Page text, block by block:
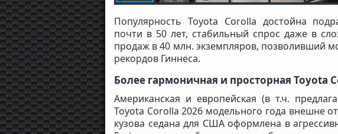
Популярность Toyota Corolla достойна
почти в 50 лет, стабильный спрос даже в
продаж в 40 млн. экземпляров, позволивший
рекордов Гиннеса.
Более гармоничная и просторная Toyota
Американская и европейская (в т.ч.
Toyota Corolla 2026 модельного года внешне
кузова седана для США оформлена в